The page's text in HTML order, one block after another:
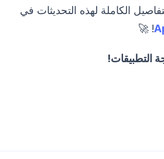
الكاملة لهذه التحديثات في
! 🚀
التطبيقات!